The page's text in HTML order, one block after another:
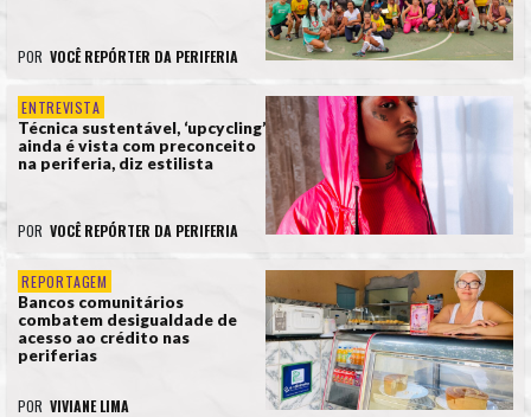
POR VOCÊ REPÓRTER DA PERIFERIA
ENTREVISTA
Técnica sustentável, ‘upcycling’
ainda é vista com preconceito
na periferia, diz estilista
POR VOCÊ REPÓRTER DA PERIFERIA
REPORTAGEM
Bancos comunitários
combatem desigualdade de
acesso ao crédito nas
periferias
POR VIVIANE LIMA